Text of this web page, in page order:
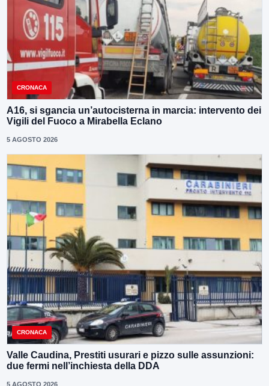
CRONACA
A16, si sgancia un’autocisterna in marcia: intervento dei
Vigili del Fuoco a Mirabella Eclano
5 AGOSTO 2026
CRONACA
Valle Caudina, Prestiti usurari e pizzo sulle assunzioni:
due fermi nell’inchiesta della DDA
5 AGOSTO 2026